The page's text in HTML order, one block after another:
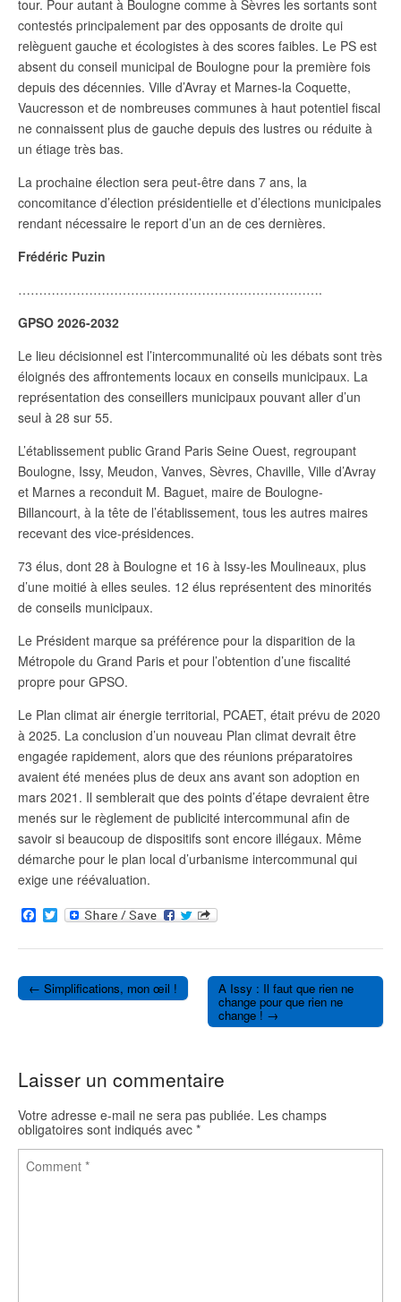
tour. Pour autant à Boulogne comme à Sèvres les sortants sont
contestés principalement par des opposants de droite qui
relèguent gauche et écologistes à des scores faibles. Le PS est
absent du conseil municipal de Boulogne pour la première fois
depuis des décennies. Ville d’Avray et Marnes-la Coquette,
Vaucresson et de nombreuses communes à haut potentiel fiscal
ne connaissent plus de gauche depuis des lustres ou réduite à
un étiage très bas.
La prochaine élection sera peut-être dans 7 ans, la
concomitance d’élection présidentielle et d’élections municipales
rendant nécessaire le report d’un an de ces dernières.
Frédéric Puzin
……………………………………………………………….
GPSO 2026-2032
Le lieu décisionnel est l’intercommunalité où les débats sont très
éloignés des affrontements locaux en conseils municipaux. La
représentation des conseillers municipaux pouvant aller d’un
seul à 28 sur 55.
L’établissement public Grand Paris Seine Ouest, regroupant
Boulogne, Issy, Meudon, Vanves, Sèvres, Chaville, Ville d’Avray
et Marnes a reconduit M. Baguet, maire de Boulogne-
Billancourt, à la tête de l’établissement, tous les autres maires
recevant des vice-présidences.
73 élus, dont 28 à Boulogne et 16 à Issy-les Moulineaux, plus
d’une moitié à elles seules. 12 élus représentent des minorités
de conseils municipaux.
Le Président marque sa préférence pour la disparition de la
Métropole du Grand Paris et pour l’obtention d’une fiscalité
propre pour GPSO.
Le Plan climat air énergie territorial, PCAET, était prévu de 2020
à 2025. La conclusion d’un nouveau Plan climat devrait être
engagée rapidement, alors que des réunions préparatoires
avaient été menées plus de deux ans avant son adoption en
mars 2021. Il semblerait que des points d’étape devraient être
menés sur le règlement de publicité intercommunal afin de
savoir si beaucoup de dispositifs sont encore illégaux. Même
démarche pour le plan local d’urbanisme intercommunal qui
exige une réévaluation.
F
a
c
b
o
o
T
w
i
t
e
r
Post navigation
← Simplifications, mon œil ! A Issy : Il faut que rien ne
change pour que rien ne
change ! →
Laisser un commentaire
Votre adresse e-mail ne sera pas publiée. Les champs
obligatoires sont indiqués avec *